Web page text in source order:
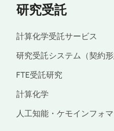
研究受託
計算化学受託サービス
研究受託システム（契約形
FTE受託研究
計算化学
人工知能・ケモインフォ